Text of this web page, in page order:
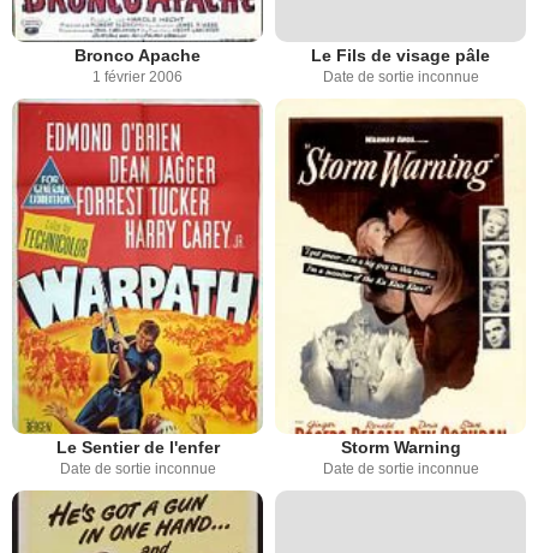
Bronco Apache
1 février 2006
Le Fils de visage pâle
Date de sortie inconnue
Le Sentier de l'enfer
Date de sortie inconnue
Storm Warning
Date de sortie inconnue